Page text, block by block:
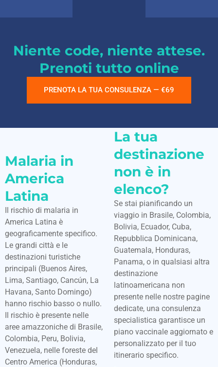
Niente code, niente attese.
Prenoti tutto online
PRENOTA LA TUA CONSULENZA — €69
Malaria in
America
Latina
Il rischio di malaria in
America Latina è
geograficamente specifico.
Le grandi città e le
destinazioni turistiche
principali (Buenos Aires,
Lima, Santiago, Cancún, La
Havana, Santo Domingo)
hanno rischio basso o nullo.
Il rischio è presente nelle
aree amazzoniche di Brasile,
Colombia, Peru, Bolivia,
Venezuela, nelle foreste del
Centro America (Honduras,
La tua
destinazione
non è in
elenco?
Se stai pianificando un
viaggio in Brasile, Colombia,
Bolivia, Ecuador, Cuba,
Repubblica Dominicana,
Guatemala, Honduras,
Panama, o in qualsiasi altra
destinazione
latinoamericana non
presente nelle nostre pagine
dedicate, una consulenza
specialistica garantisce un
piano vaccinale aggiornato e
personalizzato per il tuo
itinerario specifico.